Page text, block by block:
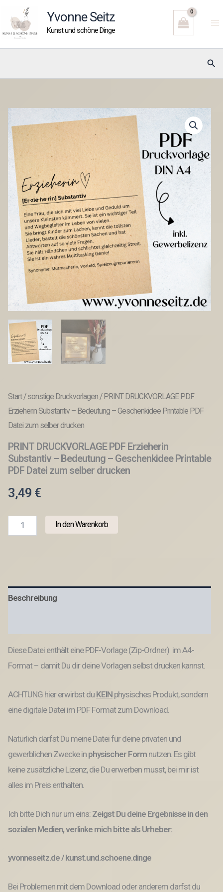
Inhalt
springen
Yvonne Seitz
Kunst und schöne Dinge
Start/sonstige Druckvorlagen/ PRINT DRUCKVORLAGE PDF
Erzieherin Substantiv – Bedeutung – Geschenkidee Printable PDF
Datei zum selber drucken
PRINT DRUCKVORLAGE PDF Erzieherin
Substantiv – Bedeutung – Geschenkidee Printable
PDF Datei zum selber drucken
3,49 €
DRUCKVORLAGE
-
Geschenkidee
selber
Menge
In den Warenkorb
Beschreibung
Diese Datei enthält eine PDF-Vorlage (Zip-Ordner) im A4-
Format – damit Du dir deine Vorlagen selbst drucken kannst.
ACHTUNG hier erwirbst du KEIN physisches Produkt, sondern
eine digitale Datei im PDF Format zum Download.
Natürlich darfst Du meine Datei für deine privaten und
gewerblichen Zweckein physischer Form nutzen. Es gibt
keinezusätzliche Lizenz, die Du erwerben musst,bei mir ist
alles im Preis enthalten.
Ich bitte Dich nur um eins: Zeigst Du deine Ergebnisse in den
sozialen Medien, verlinke mich bitte als Urheber:
yvonneseitz.de / kunst.und.schoene.dinge
Bei Problemen mit dem Download oder anderem darfst du